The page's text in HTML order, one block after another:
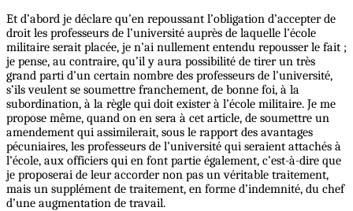
Et d’abord je déclare qu’en repoussant l’obligation d’accepter de
droit les professeurs de l’université auprès de laquelle l’école
militaire serait placée, je n’ai nullement entendu repousser le fait ;
je pense, au contraire, qu’il y aura possibilité de tirer un très
grand parti d’un certain nombre des professeurs de l’université,
s’ils veulent se soumettre franchement, de bonne foi, à la
subordination, à la règle qui doit exister à l’école militaire. Je me
propose même, quand on en sera à cet article, de soumettre un
amendement qui assimilerait, sous le rapport des avantages
pécuniaires, les professeurs de l’université qui seraient attachés à
l’école, aux officiers qui en font partie également, c’est-à-dire que
je proposerai de leur accorder non pas un véritable traitement,
mais un supplément de traitement, en forme d’indemnité, du chef
d’une augmentation de travail.